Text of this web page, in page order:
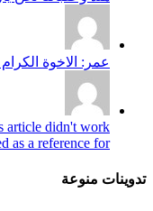
عمر: الاخوة
article didn't work
as a reference for...
تدوينات منوعة